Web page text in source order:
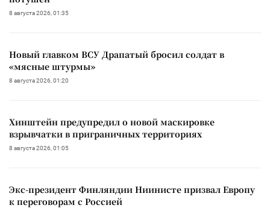
8 августа 2026, 01:35
Новый главком ВСУ Драпатый бросил солдат в
«мясные штурмы»
8 августа 2026, 01:20
Хинштейн предупредил о новой маскировке
взрывчатки в приграничных территориях
8 августа 2026, 01:05
Экс-президент Финляндии Ниинисте призвал Европу
к переговорам с Россией